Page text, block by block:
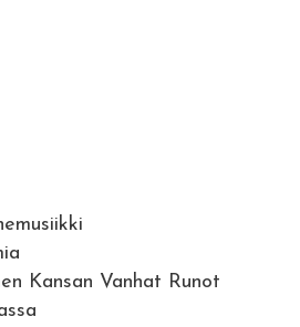
Kansan Vanhat Runot